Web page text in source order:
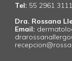
Tel: 55 2961 3111
Dra. Rossana
Email: